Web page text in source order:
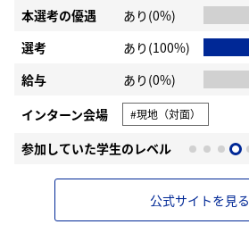
本選考の優遇
あり(0%)
選考
あり(100%)
給与
あり(0%)
インターン会場
#現地（対面）
参加していた学生のレベル
公式サイトを見る